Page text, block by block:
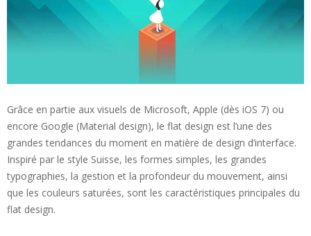
Grâce en partie aux visuels de Microsoft, Apple (dès iOS 7) ou
encore Google (Material design), le flat design est l’une des
grandes tendances du moment en matière de design d’interface.
Inspiré par le style Suisse, les formes simples, les grandes
typographies, la gestion et la profondeur du mouvement, ainsi
que les couleurs saturées, sont les caractéristiques principales du
flat design.